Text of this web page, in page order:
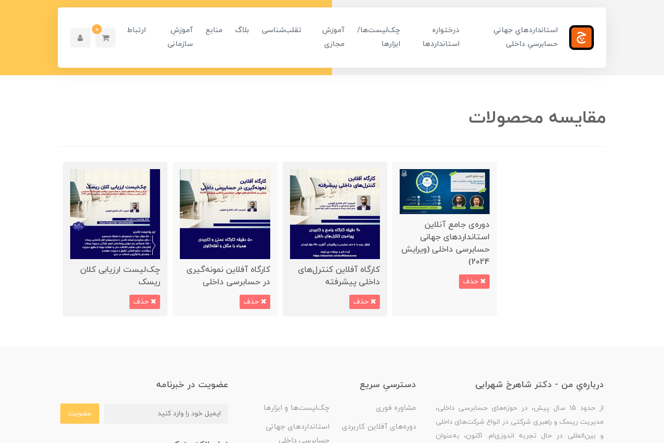
استانداردهایِ جهانیِ
حسابرسیِ داخلی
درختواره
استانداردها
چک‌لیست‌ها/
ابزارها
آموزشِ
مجازی
تقلب‌شناسی بلاگ منابع
آموزشِ
سازمانی
ارتباط 0
مقایسه محصولات
دوره‌ی جامع آنلاین
استانداردهای جهانی
حسابرسی داخلی (ویرایش
2024)
حذف
کارگاه آفلاین کنترل‌های
داخلی پیشرفته
حذف
کارگاه آفلاین نمونه‌گیری
در حسابرسی داخلی
حذف
چک‌لیست ارزیابی کلان
ریسک
حذف
درباره‌یِ من - دکتر شاهرخ شهرابی
از حدود 15 سال پیش، در حوزه‌های حسابرسی داخلی،
مدیریت ریسک و راهبری شرکتی در انواع شرکت‌های داخلی
و بین‌المللی در حال تجربه اندوزی‌ام. اکنون، به‌عنوان
دسترسیِ سریع
مشاوره فوری
چک‌لیست‌ها و ابزارها
دوره‌های آفلاین کاربردی
استانداردهای جهانی
حسابرسی داخلی
عضویت در خبرنامه
عضویت